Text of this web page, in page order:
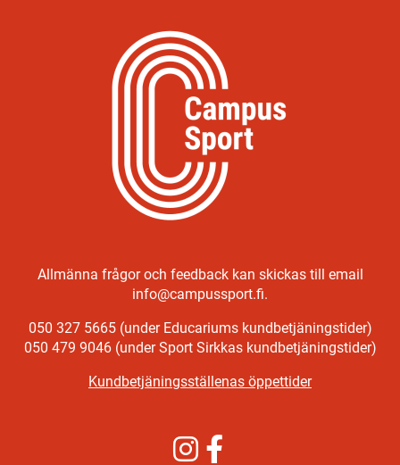
Allmänna frågor och feedback kan skickas till email
info@campussport.fi.
050 327 5665 (under Educariums kundbetjäningstider)
050 479 9046 (under Sport Sirkkas kundbetjäningstider)
Kundbetjäningsställenas öppettider
Instagram